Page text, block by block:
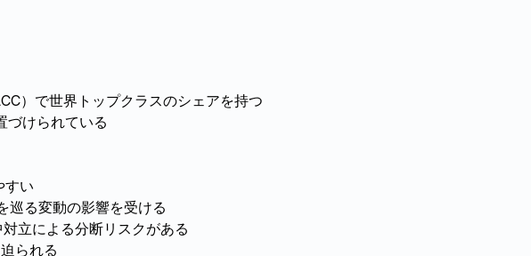
）で世界トップクラスのシェアを持つ
づけられている
すい
る変動の影響を受ける
立による分断リスクがある
られる